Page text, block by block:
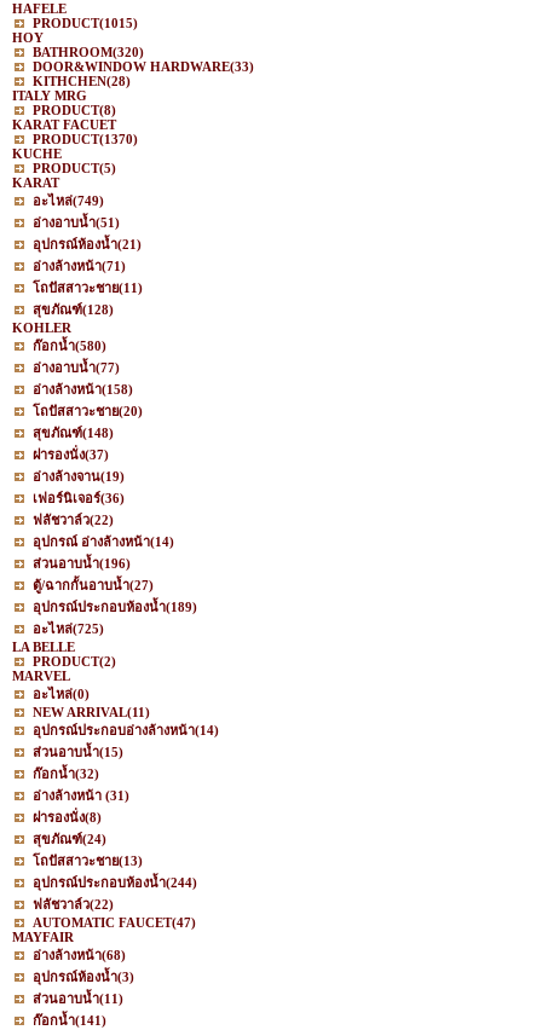
HAFELE
PRODUCT(1015)
HOY
BATHROOM(320)
DOOR&WINDOW HARDWARE(33)
KITHCHEN(28)
ITALY MRG
PRODUCT(8)
KARAT FACUET
PRODUCT(1370)
KUCHE
PRODUCT(5)
KARAT
อะไหล่(749)
อ่างอาบน้ำ(51)
อุปกรณ์ห้องน้ำ(21)
อ่างล้างหน้า(71)
โถปัสสาวะชาย(11)
สุขภัณฑ์(128)
KOHLER
ก๊อกน้ำ(580)
อ่างอาบน้ำ(77)
อ่างล้างหน้า(158)
โถปัสสาวะชาย(20)
สุขภัณฑ์(148)
ฝารองนั่ง(37)
อ่างล้างจาน(19)
เฟอร์นิเจอร์(36)
ฟลัชวาล์ว(22)
อุปกรณ์ อ่างล้างหน้า(14)
ส่วนอาบน้ำ(196)
ตู้/ฉากกั้นอาบน้ำ(27)
อุปกรณ์ประกอบห้องน้ำ(189)
อะไหล่(725)
LA BELLE
PRODUCT(2)
MARVEL
อะไหล่(0)
NEW ARRIVAL(11)
อุปกรณ์ประกอบอ่างล้างหน้า(14)
ส่วนอาบน้ำ(15)
ก๊อกน้ำ(32)
อ่างล้างหน้า (31)
ฝารองนั่ง(8)
สุขภัณฑ์(24)
โถปัสสาวะชาย(13)
อุปกรณ์ประกอบห้องน้ำ(244)
ฟลัชวาล์ว(22)
AUTOMATIC FAUCET(47)
MAYFAIR
อ่างล้างหน้า(68)
อุปกรณ์ห้องน้ำ(3)
ส่วนอาบน้ำ(11)
ก๊อกน้ำ(141)